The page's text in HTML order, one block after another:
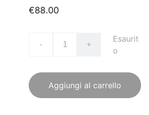
€88.00
- +
Esaurit
o
Aggiungi al carrello